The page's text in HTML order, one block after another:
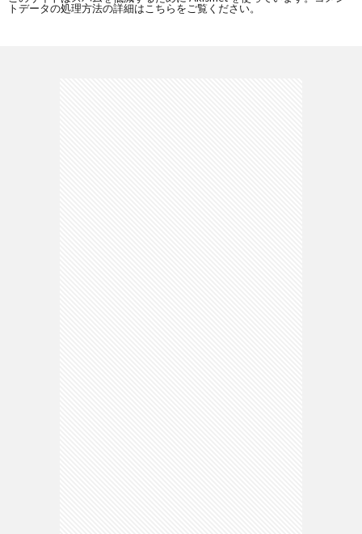
トデータの処理方法の詳細はこちらをご覧ください。